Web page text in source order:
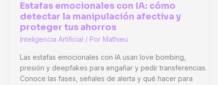
Estafas emocionales con IA: cómo
detectar la manipulación afectiva y
proteger tus ahorros
Inteligencia Artificial / Por Mathieu
Las estafas emocionales con IA usan love bombing,
presión y deepfakes para engañar y pedir transferencias.
Conoce las fases, señales de alerta y qué hacer para